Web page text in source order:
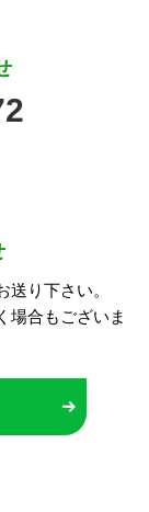
り下さい。
場合もございま